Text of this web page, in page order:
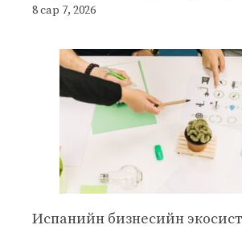
8 сар 7, 2026
Испанийн бизнесийн